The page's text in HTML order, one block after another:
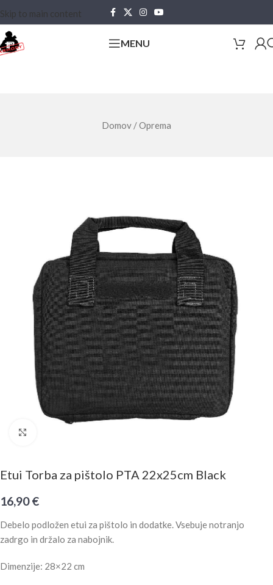
Skip to main content
MENU
Domov /Oprema
Etui Torba za pištolo PTA 22x25cm Black
16,90€
Debelo podložen etui za pištolo in dodatke. Vsebuje notranjo
zadrgo in držalo za nabojnik.
Dimenzije: 28×22 cm